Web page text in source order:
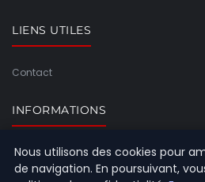
LIENS UTILES
Contact
INFORMATIONS
Plan du site
Nous utilisons des cookies pour
de navigation. En poursuivant,